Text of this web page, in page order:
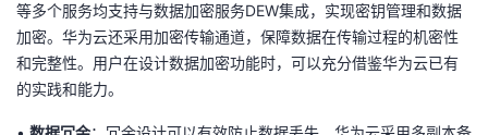
等多个服务均支持与数据加密服务DEW集成，实现密钥管理和数据
加密。华为云还采用加密传输通道，保障数据在传输过程的机密性
和完整性。 用户在设计数据加密功能时，可以充分借鉴华为云已有
的实践和能力。